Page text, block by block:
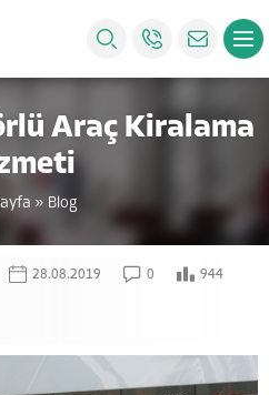
Araç Kiralama
» Blog
28.08.2019 0 944